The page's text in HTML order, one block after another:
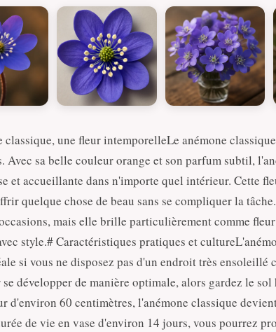
classique, une fleur intemporelleLe anémone
Avec sa belle couleur orange et son parfum subtil,
et accueillante dans n'importe quel intérieur. Cette
quelque chose de beau sans se compliquer la
mais elle brille particulièrement comme
style.# Caractéristiques pratiques et
si vous ne disposez pas d'un endroit très ensoleillé
développer de manière optimale, alors gardez le
d'environ 60 centimètres, l'anémone classique
de vie en vase d'environ 14 jours, vous pourrez